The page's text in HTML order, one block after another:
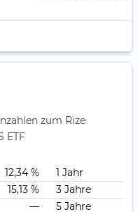
zum Rize
ETF
12,34 %
1 Jahr
15,13 %
3 Jahre
—
5 Jahre